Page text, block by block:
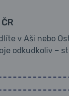
v Aši nebo
odkudkoliv –